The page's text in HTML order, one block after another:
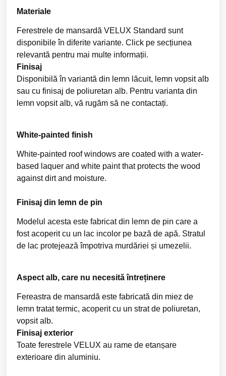
Materiale
Ferestrele de mansardă VELUX Standard sunt
disponibile în diferite variante. Click pe secțiunea
relevantă pentru mai multe informații.
Finisaj
Disponibilă în variantă din lemn lăcuit, lemn vopsit alb
sau cu finisaj de poliuretan alb. Pentru varianta din
lemn vopsit alb, vă rugăm să ne contactați.
White-painted finish
White-painted roof windows are coated with a water-
based laquer and white paint that protects the wood
against dirt and moisture.
Finisaj din lemn de pin
Modelul acesta este fabricat din lemn de pin care a
fost acoperit cu un lac incolor pe bază de apă. Stratul
de lac protejează împotriva murdăriei și umezelii.
Aspect alb, care nu necesită întreținere
Fereastra de mansardă este fabricată din miez de
lemn tratat termic, acoperit cu un strat de poliuretan,
vopsit alb.
Finisaj exterior
Toate ferestrele VELUX au rame de etanșare
exterioare din aluminiu.